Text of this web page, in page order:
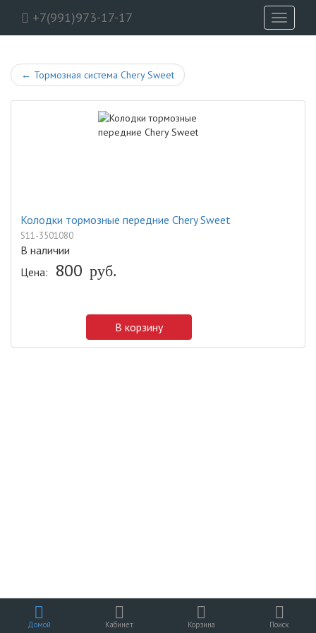
+7(991)973-17-17
Toggle
← Тормозная система Chery Sweet
Колодки тормозные передние Chery Sweet
S11-3501080
В наличии
Цена:
800 руб.
В корзину
Домой Кабинет Корзина Поиск